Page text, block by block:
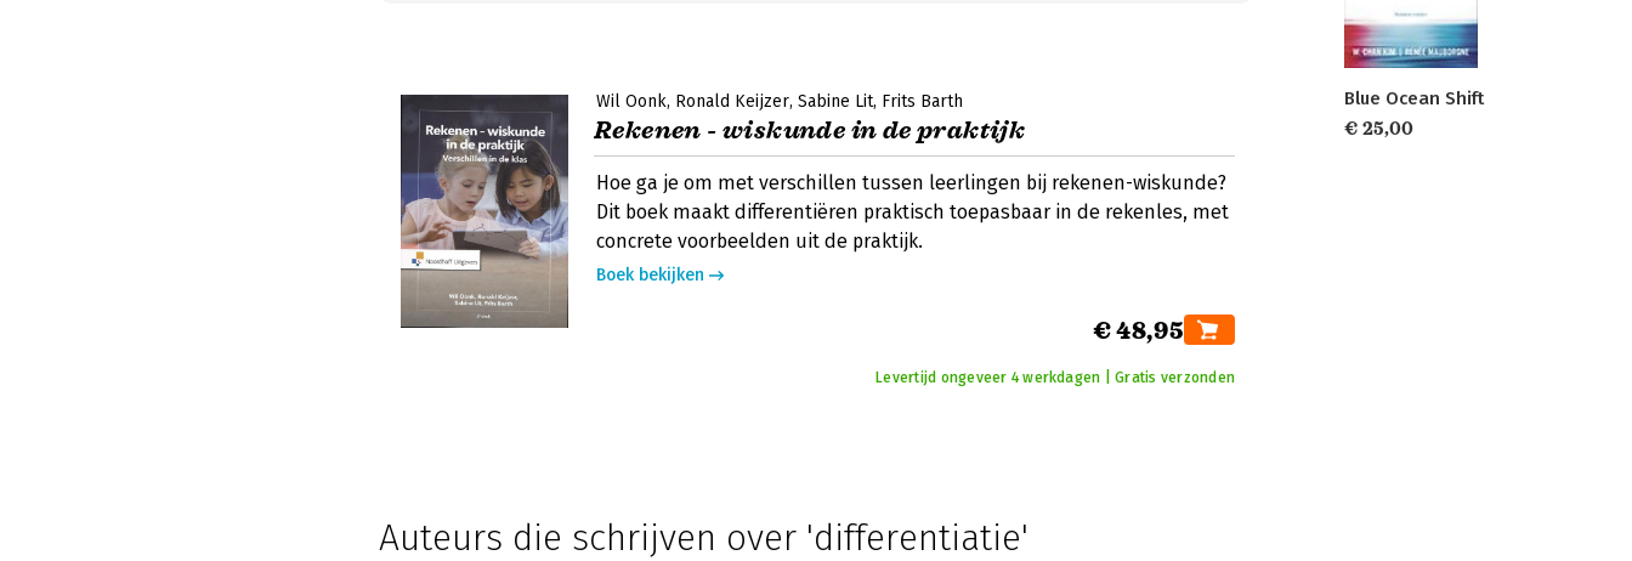
Wil Oonk Ronald Keijzer Sabine Lit Frits Barth
Rekenen - wiskunde in de praktijk
Hoe ga je om met verschillen tussen leerlingen bij rekenen-wiskunde?
Dit boek maakt differentiëren praktisch toepasbaar in de rekenles, met
concrete voorbeelden uit de praktijk.
Boek bekijken
€ 48,95
Levertijd ongeveer 4 werkdagen | Gratis verzonden
Auteurs die schrijven over 'differentiatie'
Blue Ocean Shift
€ 25,00